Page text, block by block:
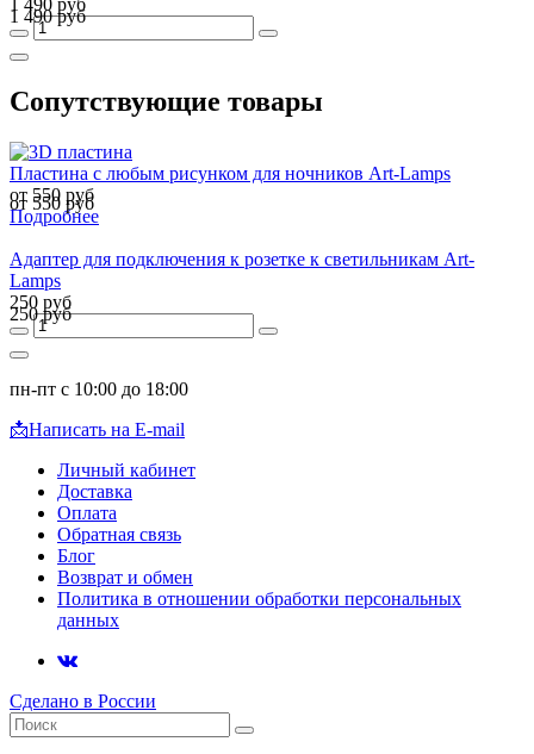
1 490 руб
Сопутствующие товары
Пластина с любым рисунком для ночников Art-Lamps
от 550 руб
от 550 руб
Подробнее
Адаптер для подключения к розетке к светильникам Art-
Lamps
250 руб
250 руб
пн-пт с 10:00 до 18:00
📩Написать на E-mail
Личный кабинет
Доставка
Оплата
Обратная связь
Блог
Возврат и обмен
Политика в отношении обработки персональных
данных
Сделано в России